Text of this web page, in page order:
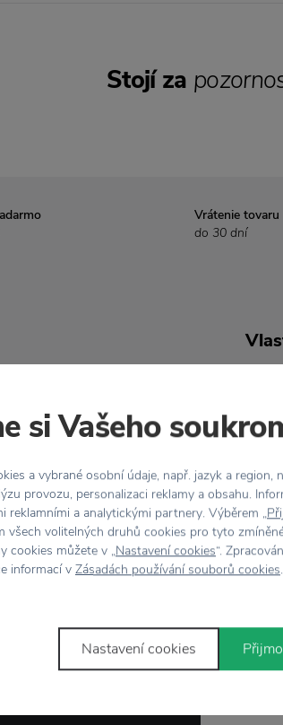
Vrátenie tovaru
do 30 dní
Engelin a švédskej
ktoré môžeme
váz
sošky a jemnými
čo najlepšie ladila
Stojí za
si Vašeho
a vybrané osobní údaje, např. jazyk a
provozu, personalizaci reklamy a obsahu.
reklamními a analytickými partnery. Výběrem „
všech volitelných druhů cookies pro tyto
cookies můžete v „Nastavení cookies“.
informací v Zásadách používání souborů cookies.
Nastavení cookies